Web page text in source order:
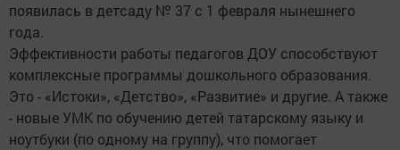
появилась в детсаду № 37 с 1 февраля нынешнего
года.
Эффективности работы педагогов ДОУ способствуют
комплексные программы дошкольного образования.
Это - «Истоки», «Детство», «Развитие» и другие. А также
- новые УМК по обучению детей татарскому языку и
ноутбуки (по одному на группу), что помогает